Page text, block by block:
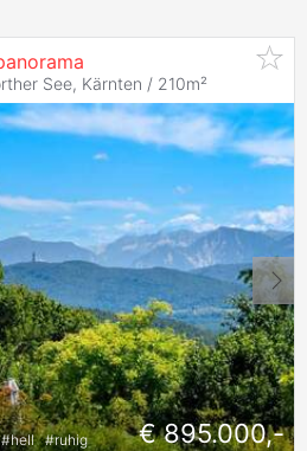
See, Kärnten / 210m²
#hell #ruhig € 895.000,-